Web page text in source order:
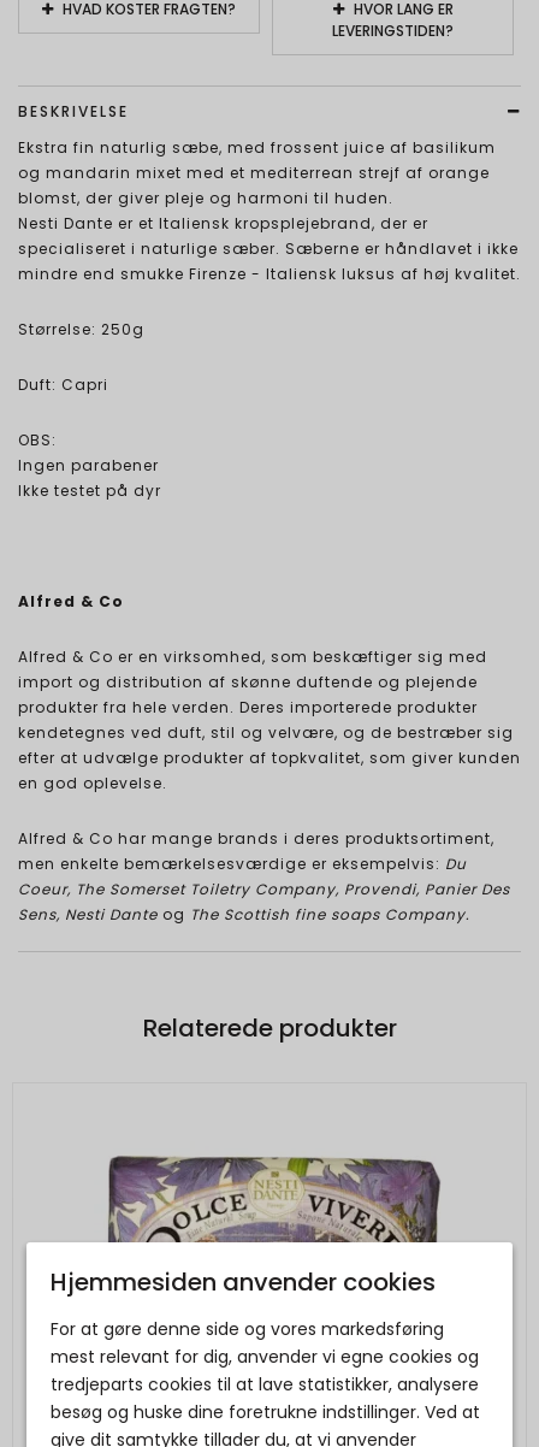
HVAD KOSTER FRAGTEN?
HVOR LANG ER
LEVERINGSTIDEN?
BESKRIVELSE
Ekstra fin naturlig sæbe, med frossent juice af basilikum
og mandarin mixet med et mediterrean strejf af orange
blomst, der giver pleje og harmoni til huden.
Nesti Dante er et Italiensk kropsplejebrand, der er
specialiseret i naturlige sæber. Sæberne er håndlavet i ikke
mindre end smukke Firenze - Italiensk luksus af høj kvalitet.
Størrelse: 250g
Duft: Capri
OBS:
Ingen parabener
Ikke testet på dyr
Alfred & Co
Alfred & Co er en virksomhed, som beskæftiger sig med
import og distribution af skønne duftende og plejende
produkter fra hele verden. Deres importerede produkter
kendetegnes ved duft, stil og velvære, og de bestræber sig
efter at udvælge produkter af topkvalitet, som giver kunden
en god oplevelse.
Alfred & Co har mange brands i deres produktsortiment,
men enkelte bemærkelsesværdige er eksempelvis: Du
Coeur, The Somerset Toiletry Company, Provendi, Panier Des
Sens, Nesti Dante og The Scottish fine soaps Company.
Relaterede produkter
Hjemmesiden anvender cookies
For at gøre denne side og vores markedsføring
mest relevant for dig, anvender vi egne cookies og
tredjeparts cookies til at lave statistikker, analysere
besøg og huske dine foretrukne indstillinger. Ved at
give dit samtykke tillader du, at vi anvender